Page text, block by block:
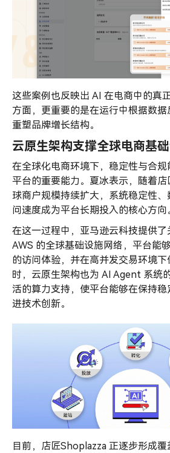
这些案例也反映出 AI 在电商中的真
方面，更重要的是在运行中根据数
重塑品牌增长结构。
云原生架构支撑全球电商基
在全球化电商环境下，稳定性与合
平台的重要能力。夏冰表示，随着
球商户规模持续扩大，系统稳定性
问速度成为平台长期投入的核心方向
在这一过程中，亚马逊云科技提供
AWS 的全球基础设施网络，平台能
的访问体验，并在高并发交易环境下
时，云原生架构也为 AI Agent 系统
活的算力支持，使平台能够在保持
进技术创新。
目前，店匠Shoplazza 正逐步形成